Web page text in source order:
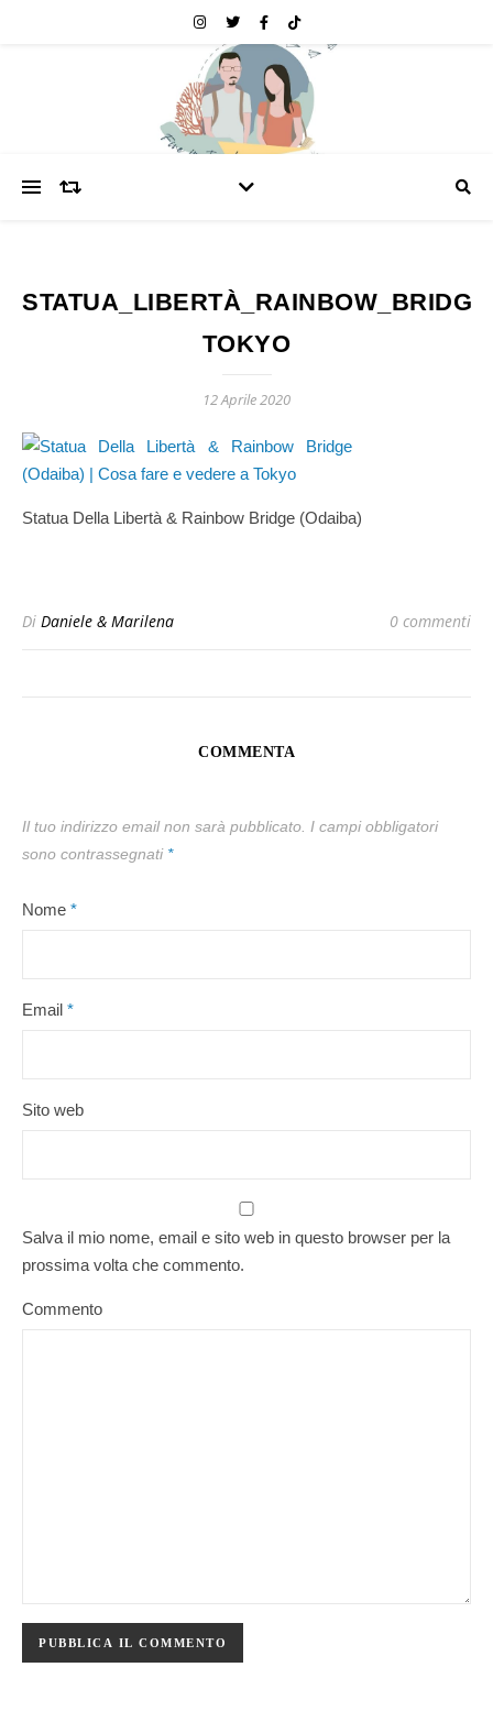
TOKYO
12 Aprile 2020
Statua Della Libertà & Rainbow Bridge (Odaiba)
Di Daniele & Marilena 0 commenti
COMMENTA
Il tuo indirizzo email non sarà pubblicato. I campi obbligatori
sono contrassegnati *
Nome *
Email *
Sito web
Salva il mio nome, email e sito web in questo browser per la
prossima volta che commento.
Commento